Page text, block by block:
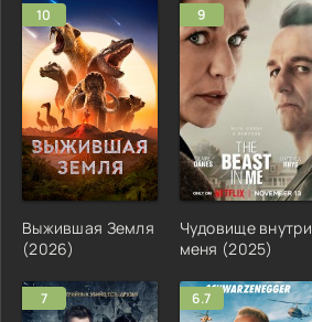
10
Выжившая Земля
(2026)
9
Чудовище внутри
меня (2025)
7 6.7